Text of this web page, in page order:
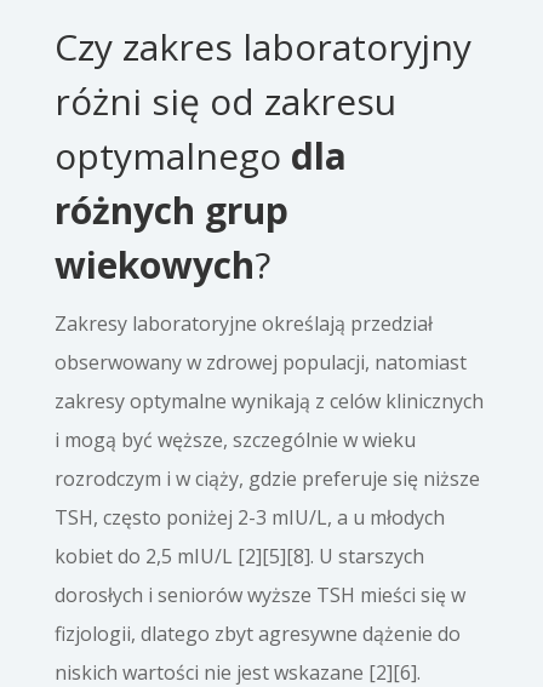
Czy zakres laboratoryjny
różni się od zakresu
optymalnego dla
różnych grup
wiekowych?
Zakresy laboratoryjne określają przedział
obserwowany w zdrowej populacji, natomiast
zakresy optymalne wynikają z celów klinicznych
i mogą być węższe, szczególnie w wieku
rozrodczym i w ciąży, gdzie preferuje się niższe
TSH, często poniżej 2-3 mIU/L, a u młodych
kobiet do 2,5 mIU/L [2][5][8]. U starszych
dorosłych i seniorów wyższe TSH mieści się w
fizjologii, dlatego zbyt agresywne dążenie do
niskich wartości nie jest wskazane [2][6].